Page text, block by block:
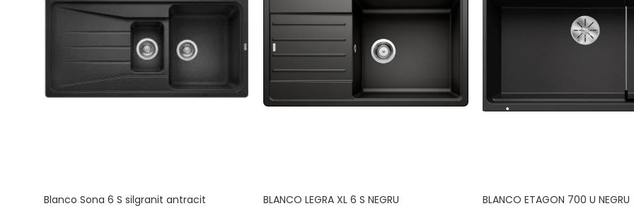
Blanco Sona 6 S silgranit antracit BLANCO LEGRA XL 6 S NEGRU BLANCO ETAGON 700 U NEGRU